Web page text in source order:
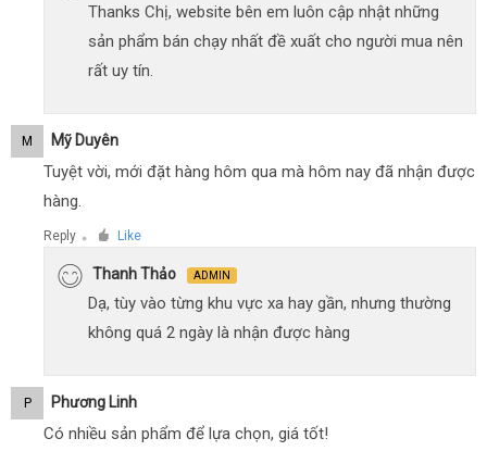
Thanks Chị, website bên em luôn cập nhật những
sản phẩm bán chạy nhất đề xuất cho người mua nên
rất uy tín.
M Mỹ Duyên
Tuyệt vời, mới đặt hàng hôm qua mà hôm nay đã nhận được
hàng.
Reply ● Like
Thanh Thảo ADMIN
Dạ, tùy vào từng khu vực xa hay gần, nhưng thường
không quá 2 ngày là nhận được hàng
P Phương Linh
Có nhiều sản phẩm để lựa chọn, giá tốt!